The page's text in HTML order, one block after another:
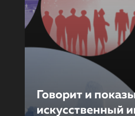
Говорит и
искусственный